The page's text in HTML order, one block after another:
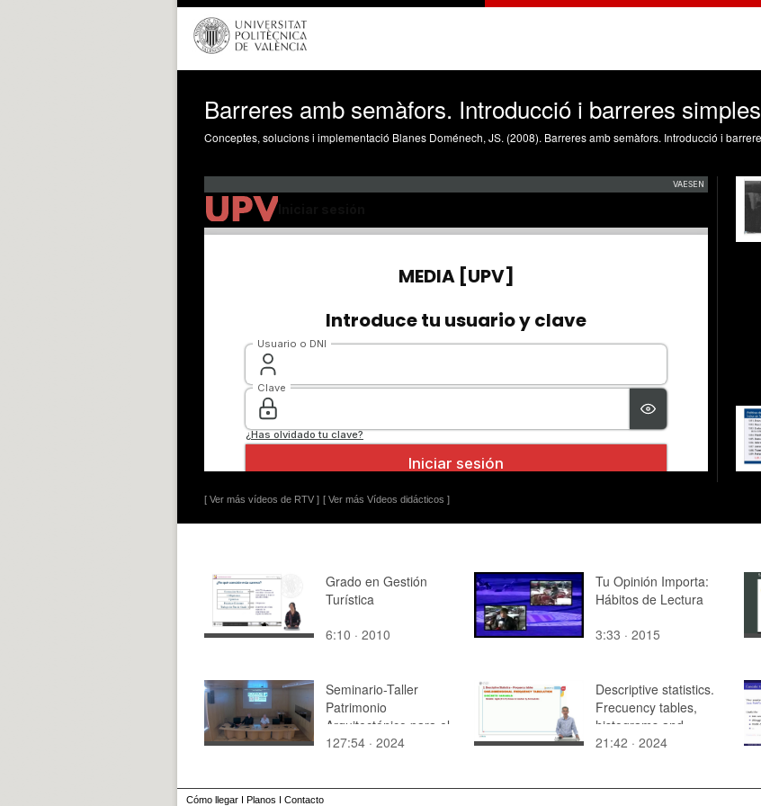
Barreres amb semàfors. Introducció i barreres simples
[ Ver más vídeos de RTV ] [ Ver más Vídeos didácticos ]
Grado en Gestión
Turística
6:10 · 2010
Tu Opinión Importa:
Hábitos de Lectura
3:33 · 2015
Seminario-Taller
Patrimonio
Arquitectónico para el
Desarrollo. Retos y
127:54 · 2024
Descriptive statistics.
Frecuency tables,
histograms and
density function
21:42 · 2024
Cómo llegar I Planos I Contacto